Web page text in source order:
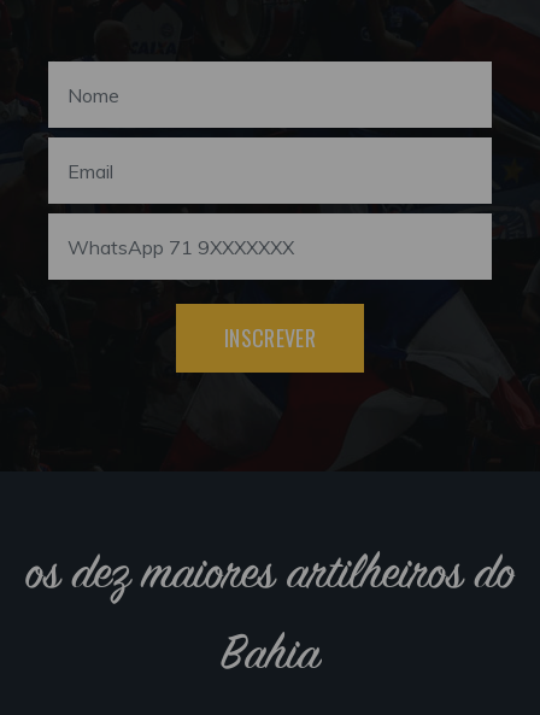
INSCREVER
os dez maiores artilheiros do
Bahia